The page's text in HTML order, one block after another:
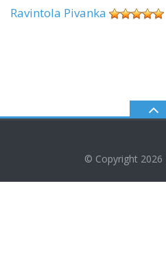
Ravintola Pivanka
© Copyright 2026